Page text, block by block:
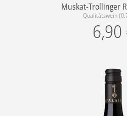
Muskat-Trollinger
Qualitätswein
6,90